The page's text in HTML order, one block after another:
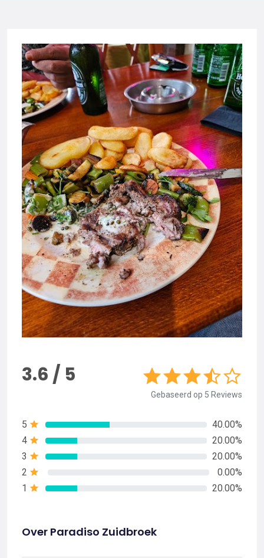
3.6 / 5
Gebaseerd op 5 Reviews
5
40.00%
4
20.00%
3
20.00%
2
0.00%
1
20.00%
Over Paradiso Zuidbroek